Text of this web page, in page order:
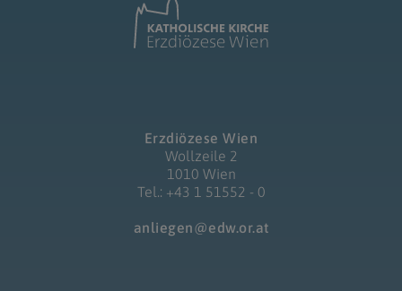
Erzdiözese Wien
Wollzeile 2
1010 Wien
Tel.: +43 1 51552 - 0
anliegen@edw.or.at